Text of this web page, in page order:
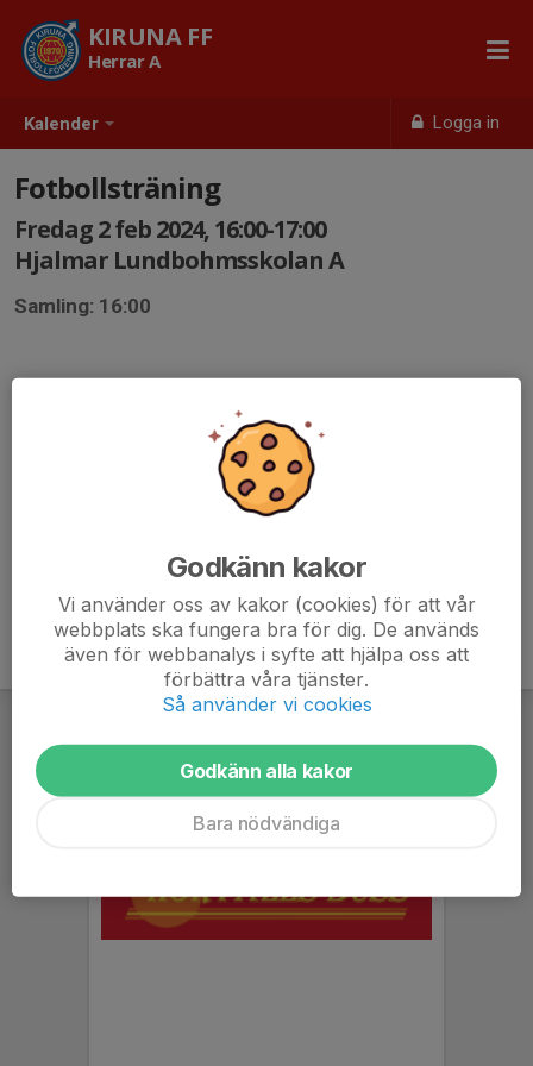
Kalender Logga in
KIRUNA FF
Herrar A
Fotbollsträning
Fredag 2 feb 2024, 16:00-17:00
Hjalmar Lundbohmsskolan A
Samling: 16:00
Godkänn kakor
Vi använder oss av kakor (cookies) för att vår
webbplats ska fungera bra för dig. De används
även för webbanalys i syfte att hjälpa oss att
förbättra våra tjänster.
Så använder vi cookies
Godkänn alla kakor
Bara nödvändiga